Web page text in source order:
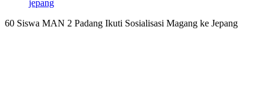
60 Siswa MAN 2 Padang Ikuti Sosialisasi Magang ke Jepang